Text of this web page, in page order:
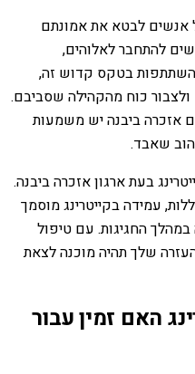
אנשים לבטא את אמונתם
להתחבר לאלוהים,
השתתפות בטקס קדוש זה,
כוח מהקהילה שסביבם.
אזכרה ביבנה יש משמעות
שאבד.
בעת ארגון אזכרה ביבנה.
עמידה בקייטרינג מוסמך
החגיגות. עם טיפול
שלך תהיה מוכנה לצאת
האם זמין עבור